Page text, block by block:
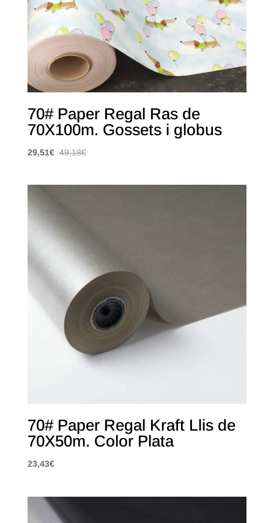
70# Paper Regal Ras de
70X100m. Gossets i globus
29,51€ 49,18€
70# Paper Regal Kraft Llis de
70X50m. Color Plata
23,43€